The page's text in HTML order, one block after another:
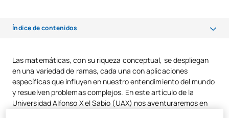
Índice de contenidos
Geometría: Exploración de formas y dimensiones en el Espacio
Cálculo: Ciencia del cambio y predicción dinámica
Las matemáticas, con su riqueza conceptual, se despliegan
en una variedad de ramas, cada una con aplicaciones
específicas que influyen en nuestro entendimiento del mundo
y resuelven problemas complejos. En este artículo de la
Universidad Alfonso X el Sabio (UAX) nos aventuraremos en